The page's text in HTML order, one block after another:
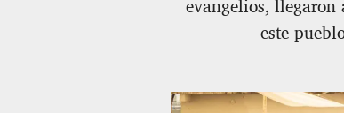
evangelios, llegaron
este